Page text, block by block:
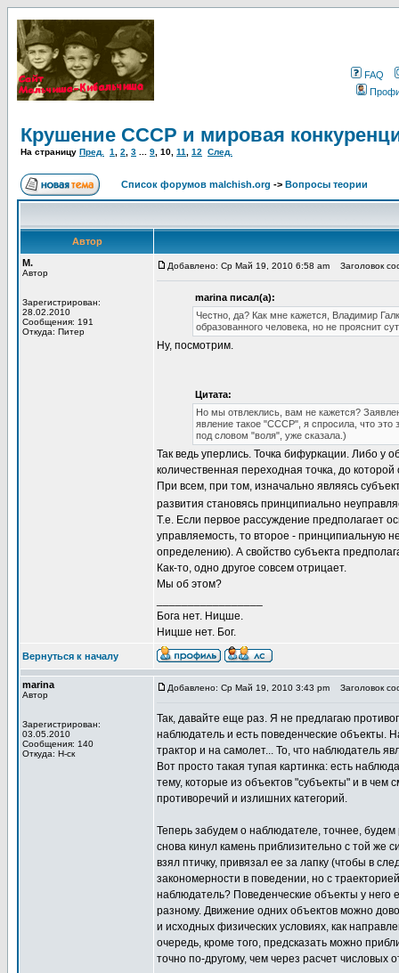
FAQ
Крушение СССР и мировая
На страницу Пред. 1 2 3 9 10 11 12 След.
Список форумов malchish.org -> Вопросы теории
Автор
М.
Автор
Зарегистрирован:
28.02.2010
Сообщения: 191
Откуда: Питер
Добавлено: Ср Май 19, 2010 6:58 am Заголовок
marina писал(а):
Честно, да? Как мне кажется, Владимир
образованного человека, но не прояснит
Ну, посмотрим.
Цитата:
Но мы отвлеклись, вам не кажется?
явление такое "СССР", я спросила, что это
под словом "воля", уже сказала.)
Так ведь уперлись. Точка бифуркации. Либо у
количественная переходная точка, до
При всем, при том, изначально являясь
развития становясь принципиально
Т.е. Если первое рассуждение предполагает
управляемость, то второе - принципиальную
определению). А свойство субъекта
Как-то, одно другое совсем отрицает.
Мы об этом?
Бога нет. Ницше.
Ницше нет. Бог.
Вернуться к началу
marina
Автор
Зарегистрирован:
03.05.2010
Сообщения: 140
Откуда: Н-ск
Добавлено: Ср Май 19, 2010 3:43 pm Заголовок
Так, давайте еще раз. Я не предлагаю
наблюдатель и есть поведенческие объекты.
трактор и на самолет... То, что наблюдатель
Вот просто такая тупая картинка: есть
тему, которые из объектов "субъекты" и в чем
противоречий и излишних категорий.
Теперь забудем о наблюдателе, точнее,
снова кинул камень приблизительно с той же
взял птичку, привязал ее за лапку (чтобы в
закономерности в поведении, но с
наблюдатель? Поведенческие объекты у него
разному. Движение одних объектов можно
и исходных физических условиях, как
очередь, кроме того, предсказать можно
точно по-другому, чем через расчет числовых